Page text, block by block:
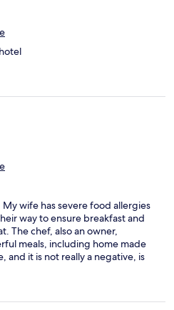
wife has severe food allergies
way to ensure breakfast and
The chef, also an owner,
meals, including home made
and it is not really a negative, is
town. I would unequivocally
visiting Oland.